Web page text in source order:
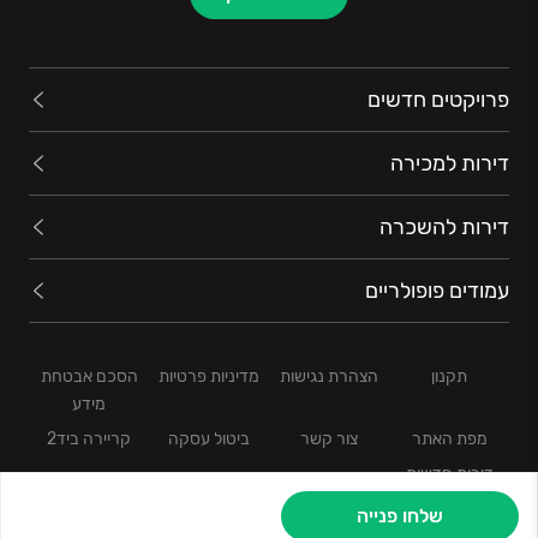
שלחו פנייה
פרויקטים חדשים
דירות למכירה
דירות להשכרה
עמודים פופולריים
תקנון הצהרת נגישות מדיניות פרטיות
הסכם אבטחת
מידע
מפת האתר
צור קשר ביטול עסקה
קריירה ביד2
דירות חדשות